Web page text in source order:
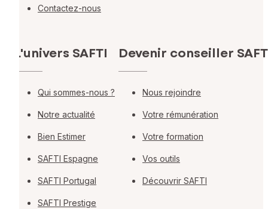
Contactez-nous
L'univers SAFTI
Qui sommes-nous ?
Notre actualité
Bien Estimer
SAFTI Espagne
SAFTI Portugal
SAFTI Prestige
Devenir conseiller
Nous rejoindre
Votre rémunération
Votre formation
Vos outils
Découvrir SAFTI